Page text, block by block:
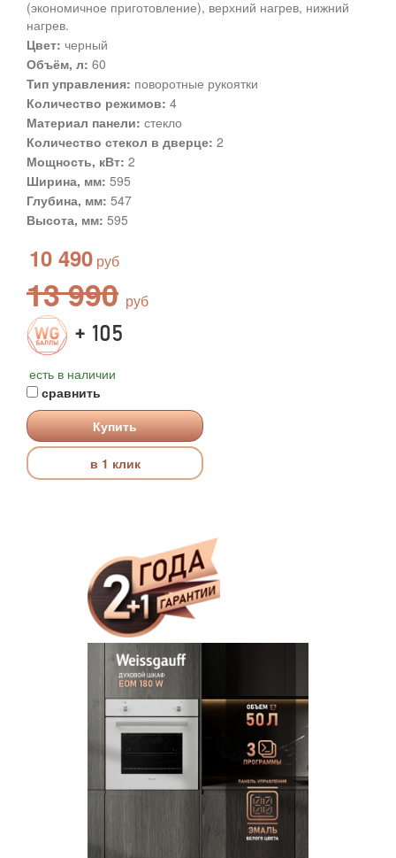
(экономичное приготовление), верхний нагрев, нижний
нагрев.
Цвет: черный
Объём, л: 60
Тип управления: поворотные рукоятки
Количество режимов: 4
Материал панели: стекло
Количество стекол в дверце: 2
Мощность, кВт: 2
Ширина, мм: 595
Глубина, мм: 547
Высота, мм: 595
10 490
13 990
+ 105
есть в наличии
сравнить
Купить
в 1 клик